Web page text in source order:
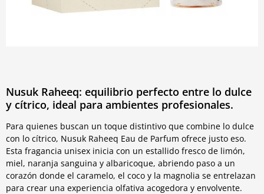
Nusuk Raheeq: equilibrio perfecto entre lo dulce
y cítrico, ideal para ambientes profesionales.
Para quienes buscan un toque distintivo que combine lo dulce
con lo cítrico, Nusuk Raheeq Eau de Parfum ofrece justo eso.
Esta fragancia unisex inicia con un estallido fresco de limón,
miel, naranja sanguina y albaricoque, abriendo paso a un
corazón donde el caramelo, el coco y la magnolia se entrelazan
para crear una experiencia olfativa acogedora y envolvente.